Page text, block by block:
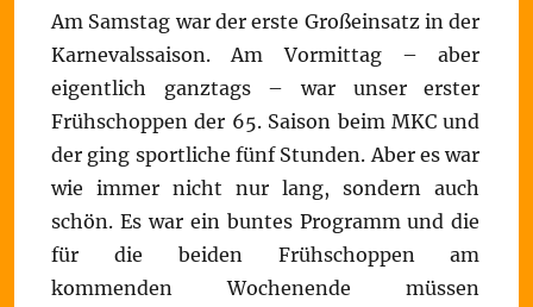
Am Samstag war der erste Großeinsatz in der
Karnevalssaison. Am Vormittag – aber
eigentlich ganztags – war unser erster
Frühschoppen der 65. Saison beim MKC und
der ging sportliche fünf Stunden. Aber es war
wie immer nicht nur lang, sondern auch
schön. Es war ein buntes Programm und die
für die beiden Frühschoppen am
kommenden Wochenende müssen